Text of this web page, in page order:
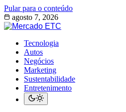
Pular para o conteúdo
agosto 7, 2026
Tecnologia
Autos
Negócios
Marketing
Sustentabilidade
Entretenimento